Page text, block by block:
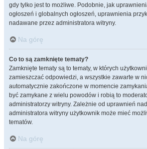
gdy tylko jest to możliwe. Podobnie, jak
ogłoszeń i globalnych ogłoszeń, uprawnienia
nadawane przez administratora witryny.
Na górę
Co to są zamknięte tematy?
Zamknięte tematy są to tematy, w których
zamieszczać odpowiedzi, a wszystkie zawarte w
automatycznie zakończone w momencie
być zamykane z wielu powodów i robią to
administratorzy witryny. Zależnie od uprawnień
administratora witryny użytkownik może mieć
tematów.
Na górę